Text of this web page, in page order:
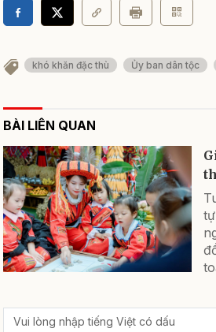
khó khăn đặc thù Ủy ban dân tộc
BÀI LIÊN QUAN